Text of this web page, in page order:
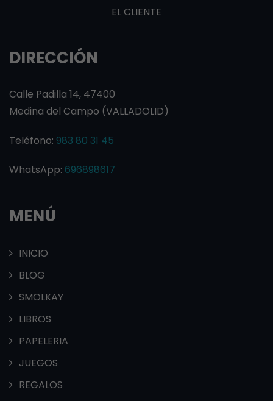
EL CLIENTE
DIRECCIÓN
Calle Padilla 14, 47400
Medina del Campo (VALLADOLID)
Teléfono: 983 80 31 45
WhatsApp: 696898617
MENÚ
INICIO
BLOG
SMOLKAY
LIBROS
PAPELERIA
JUEGOS
REGALOS